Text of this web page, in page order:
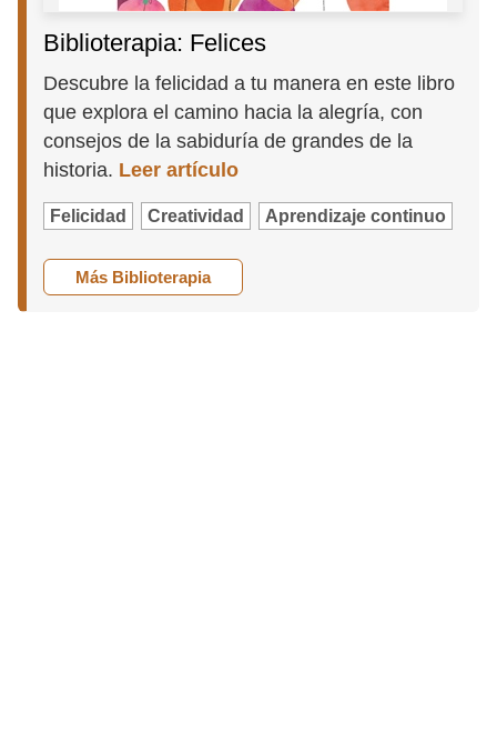
Biblioterapia: Felices
Descubre la felicidad a tu manera en este libro
que explora el camino hacia la alegría, con
consejos de la sabiduría de grandes de la
historia. Leer artículo
Felicidad Creatividad Aprendizaje continuo
Más Biblioterapia